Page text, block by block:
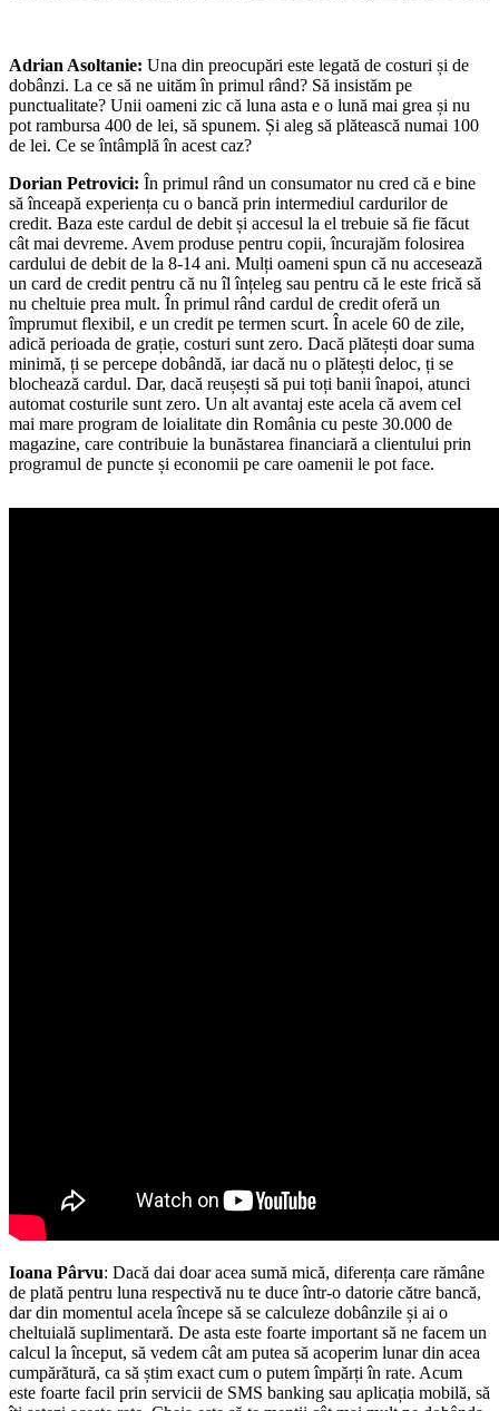
Adrian Asoltanie: Una din preocupări este legată de costuri și de
dobânzi. La ce să ne uităm în primul rând? Să insistăm pe
punctualitate? Unii oameni zic că luna asta e o lună mai grea și nu
pot rambursa 400 de lei, să spunem. Și aleg să plătească numai 100
de lei. Ce se întâmplă în acest caz?
Dorian Petrovici: În primul rând un consumator nu cred că e bine
să înceapă experiența cu o bancă prin intermediul cardurilor de
credit. Baza este cardul de debit și accesul la el trebuie să fie făcut
cât mai devreme. Avem produse pentru copii, încurajăm folosirea
cardului de debit de la 8-14 ani. Mulți oameni spun că nu accesează
un card de credit pentru că nu îl înțeleg sau pentru că le este frică să
nu cheltuie prea mult. În primul rând cardul de credit oferă un
împrumut flexibil, e un credit pe termen scurt. În acele 60 de zile,
adică perioada de grație, costuri sunt zero. Dacă plătești doar suma
minimă, ți se percepe dobândă, iar dacă nu o plătești deloc, ți se
blochează cardul. Dar, dacă reușești să pui toți banii înapoi, atunci
automat costurile sunt zero. Un alt avantaj este acela că avem cel
mai mare program de loialitate din România cu peste 30.000 de
magazine, care contribuie la bunăstarea financiară a clientului prin
programul de puncte și economii pe care oamenii le pot face.
Ioana Pârvu: Dacă dai doar acea sumă mică, diferența care rămâne
de plată pentru luna respectivă nu te duce într-o datorie către bancă,
dar din momentul acela începe să se calculeze dobânzile și ai o
cheltuială suplimentară. De asta este foarte important să ne facem un
calcul la început, să vedem cât am putea să acoperim lunar din acea
cumpărătură, ca să știm exact cum o putem împărți în rate. Acum
este foarte facil prin servicii de SMS banking sau aplicația mobilă, să